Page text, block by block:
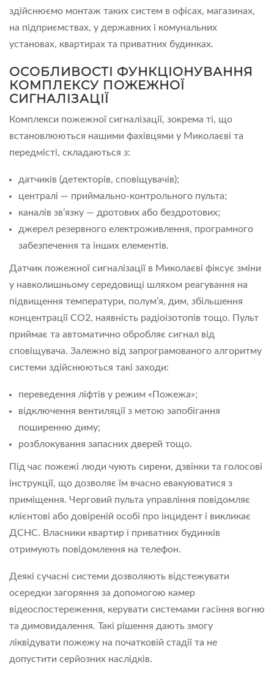
здійснюємо монтаж таких систем в офісах, магазинах,
на підприємствах, у державних і комунальних
установах, квартирах та приватних будинках.
ОСОБЛИВОСТІ ФУНКЦІОНУВАННЯ
КОМПЛЕКСУ ПОЖЕЖНОЇ
СИГНАЛІЗАЦІЇ
Комплекси пожежної сигналізації, зокрема ті, що
встановлюються нашими фахівцями у Миколаєві та
передмісті, складаються з:
датчиків (детекторів, сповіщувачів);
централі — приймально-контрольного пульта;
каналів зв’язку — дротових або бездротових;
джерел резервного електроживлення, програмного
забезпечення та інших елементів.
Датчик пожежної сигналізації в Миколаєві фіксує зміни
у навколишньому середовищі шляхом реагування на
підвищення температури, полум’я, дим, збільшення
концентрації CO2, наявність радіоізотопів тощо. Пульт
приймає та автоматично обробляє сигнал від
сповіщувача. Залежно від запрограмованого алгоритму
системи здійснюються такі заходи:
переведення ліфтів у режим «Пожежа»;
відключення вентиляції з метою запобігання
поширенню диму;
розблокування запасних дверей тощо.
Під час пожежі люди чують сирени, дзвінки та голосові
інструкції, що дозволяє їм вчасно евакуюватися з
приміщення. Черговий пульта управління повідомляє
клієнтові або довіреній особі про інцидент і викликає
ДСНС. Власники квартир і приватних будинків
отримують повідомлення на телефон.
Деякі сучасні системи дозволяють відстежувати
осередки загоряння за допомогою камер
відеоспостереження, керувати системами гасіння вогню
та димовидалення. Такі рішення дають змогу
ліквідувати пожежу на початковій стадії та не
допустити серйозних наслідків.